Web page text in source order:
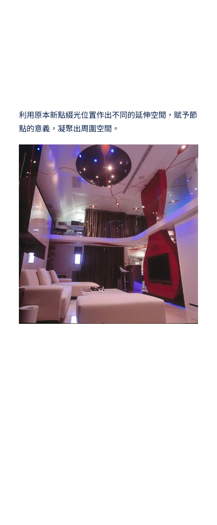
利用原本新點綴光位置作出不同的延伸空間，賦予節
點的意義，凝聚出周圍空間。